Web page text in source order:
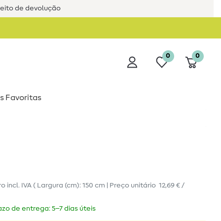
de devolução
0 0
Favoritas
incl. IVA ( Largura (cm): 150 cm | Preço unitário 12,69 € /
de entrega: 5–7 dias úteis